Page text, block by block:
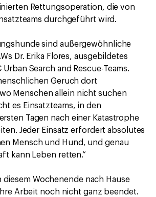
Rettungsoperation, die von
durchgeführt wird.
sind außergewöhnliche
Dr. Erika Flores, ausgebildetes
Urban Search and Rescue-Teams.
Geruch dort
Menschen allein nicht suchen
es Einsatzteams, in den
Tagen nach einer Katastrophe
Jeder Einsatz erfordert absolutes
Mensch und Hund, und genau
kann Leben retten.“
diesem Wochenende nach Hause
Arbeit noch nicht ganz beendet.